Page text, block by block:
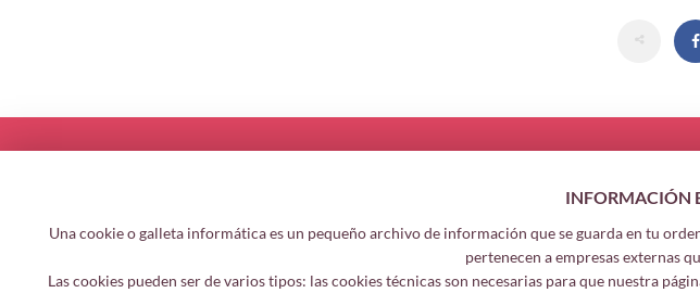
INFORMACIÓN
Una cookie o galleta informática es un pequeño archivo de información que se guarda en tu
pertenecen a empresas externas
Las cookies pueden ser de varios tipos: las cookies técnicas son necesarias para que nuestra